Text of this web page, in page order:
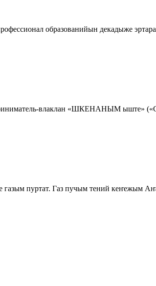
образованийын декадыже
влаклан «ШКЕНАНЫМ ыште»
пуртат. Газ пучым тений кеҥежым